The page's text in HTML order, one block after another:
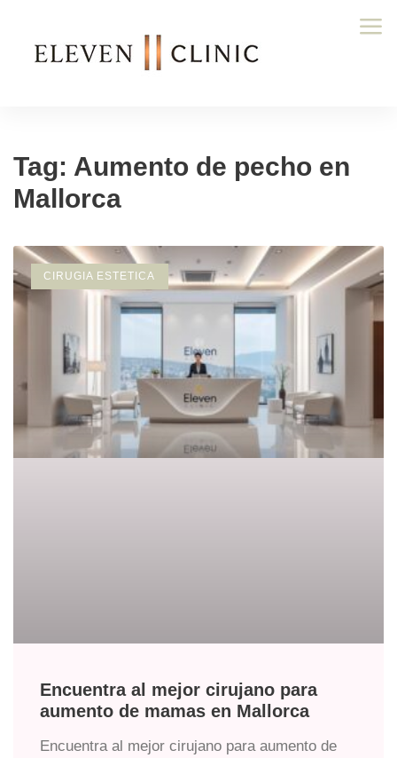
Tag: Aumento de pecho en
Mallorca
CIRUGIA ESTETICA
Encuentra al mejor cirujano para
aumento de mamas en Mallorca
Encuentra al mejor cirujano para aumento de